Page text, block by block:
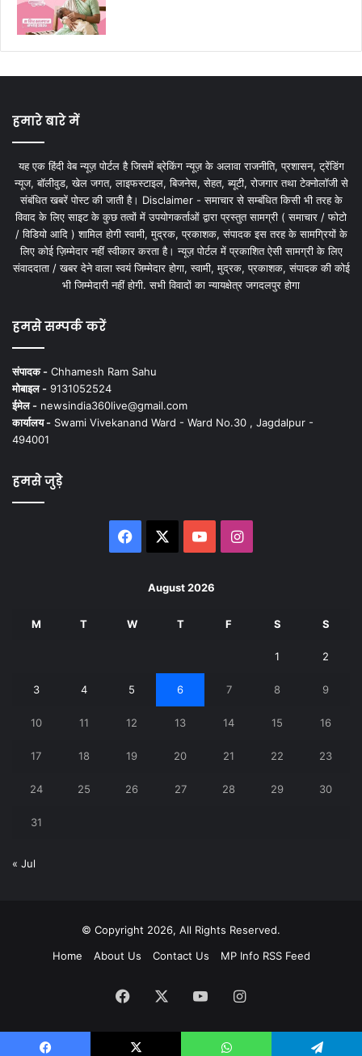
हमारे बारे में
यह एक हिंदी वेब न्यूज़ पोर्टल है जिसमें ब्रेकिंग न्यूज़ के अलावा राजनीति, प्रशासन, ट्रेंडिंग
न्यूज, बॉलीवुड, खेल जगत, लाइफस्टाइल, बिजनेस, सेहत, ब्यूटी, रोजगार तथा टेक्नोलॉजी से
संबंधित खबरें पोस्ट की जाती है। Disclaimer - समाचार से सम्बंधित किसी भी तरह के
विवाद के लिए साइट के कुछ तत्वों में उपयोगकर्ताओं द्वारा प्रस्तुत सामग्री ( समाचार / फोटो
/ विडियो आदि ) शामिल होगी स्वामी, मुद्रक, प्रकाशक, संपादक इस तरह के सामग्रियों के
लिए कोई ज़िम्मेदार नहीं स्वीकार करता है। न्यूज़ पोर्टल में प्रकाशित ऐसी सामग्री के लिए
संवाददाता / खबर देने वाला स्वयं जिम्मेदार होगा, स्वामी, मुद्रक, प्रकाशक, संपादक की कोई
भी जिम्मेदारी नहीं होगी. सभी विवादों का न्यायक्षेत्र जगदलपुर होगा
हमसे सम्पर्क करें
संपादक - Chhamesh Ram Sahu
मोबाइल - 9131052524
ईमेल - newsindia360live@gmail.com
कार्यालय - Swami Vivekanand Ward - Ward No.30 , Jagdalpur -
494001
हमसे जुड़े
Facebook YouTubeInstagram
August 2026
M T W T F S S
1 2
3 4 5 6 7 8 9
10 11 12 13 14 15 16
17 18 19 20 21 22 23
24 25 26 27 28 29 30
31
« Jul
© Copyright 2026, All Rights Reserved.
Home
About Us Contact Us MP Info RSS Feed
Facebook YouTubeInstagram